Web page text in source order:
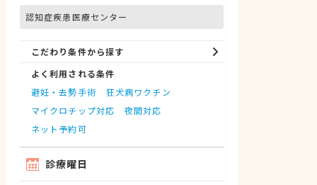
認知症疾患医療センター
こだわり条件から探す
よく利用される条件
避妊・去勢手術
狂犬病ワクチン
マイクロチップ対応
夜間対応
ネット予約可
診療曜日